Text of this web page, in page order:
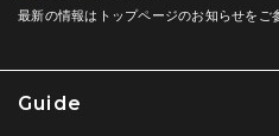
Guide
最新の情報はトップページのお知らせをご